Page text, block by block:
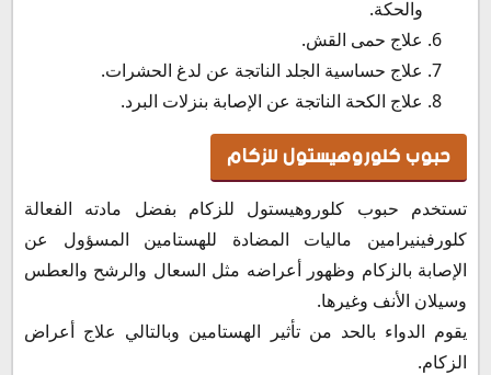
والحكة.
علاج حمى القش.
علاج حساسية الجلد الناتجة عن لدغ الحشرات.
علاج الكحة الناتجة عن الإصابة بنزلات البرد.
حبوب كلوروهيستول للزكام
تستخدم حبوب كلوروهيستول للزكام بفضل مادته الفعالة
كلورفينيرامين ماليات المضادة للهستامين المسؤول عن
الإصابة بالزكام وظهور أعراضه مثل السعال والرشح والعطس
وسيلان الأنف وغيرها.
يقوم الدواء بالحد من تأثير الهستامين وبالتالي علاج أعراض
الزكام.